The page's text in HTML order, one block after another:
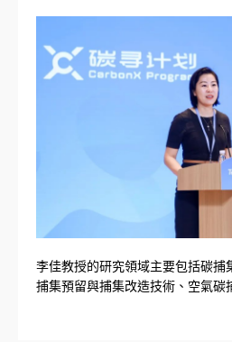
李佳教授的研究領域主要包括碳捕
捕集預留與捕集改造技術、空氣碳